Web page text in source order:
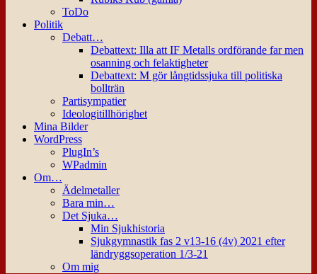
ToDo
Politik
Debatt…
Debattext: Illa att IF Metalls ordförande far men
osanning och felaktigheter
Debattext: M gör långtidssjuka till politiska
bollträn
Partisympatier
Ideologitillhörighet
Mina Bilder
WordPress
PlugIn’s
WPadmin
Om…
Ädelmetaller
Bara min…
Det Sjuka…
Min Sjukhistoria
Sjukgymnastik fas 2 v13-16 (4v) 2021 efter
ländryggsoperation 1/3-21
Om mig